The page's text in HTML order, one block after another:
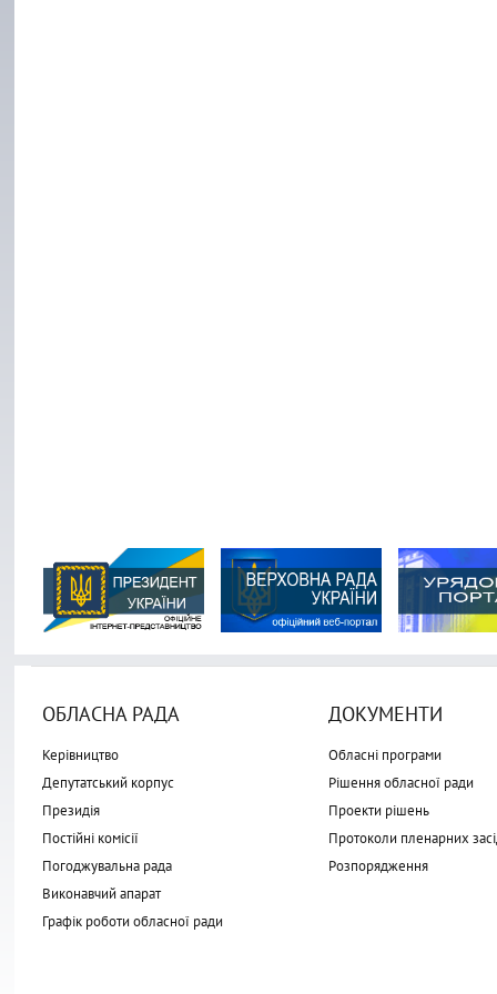
ОБЛАСНА РАДА
Керівництво
Депутатський корпус
Президія
Постійні комісії
Погоджувальна рада
Виконавчий апарат
Графік роботи обласної ради
ДОКУМЕНТИ
Обласні програми
Рішення обласної ради
Проекти рішень
Протоколи пленарних
Розпорядження